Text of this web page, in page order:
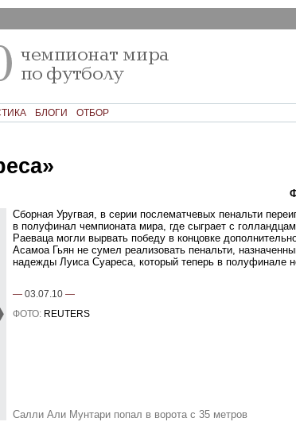
БЛОГИ ОТБОР
Сборная Уругвая, в серии послематчевых пенальти
в полуфинал чемпионата мира, где сыграет с
Раеваца могли вырвать победу в концовке
Асамоа Гьян не сумел реализовать пенальти,
надежды Луиса Суареса, который теперь в полуфинале
— 03.07.10 —
ФОТО: REUTERS
Салли Али Мунтари попал в ворота с 35 метров